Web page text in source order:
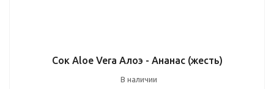
Сок Aloe Vera Алоэ - Ананас (жесть)
В наличии